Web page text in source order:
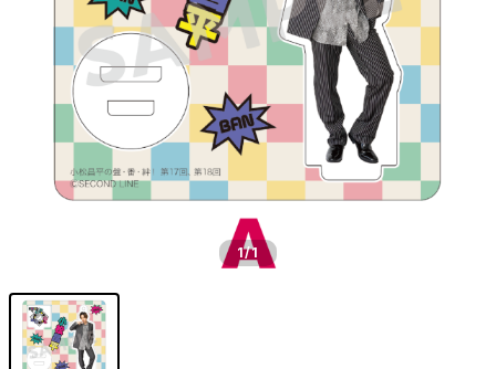
1/1